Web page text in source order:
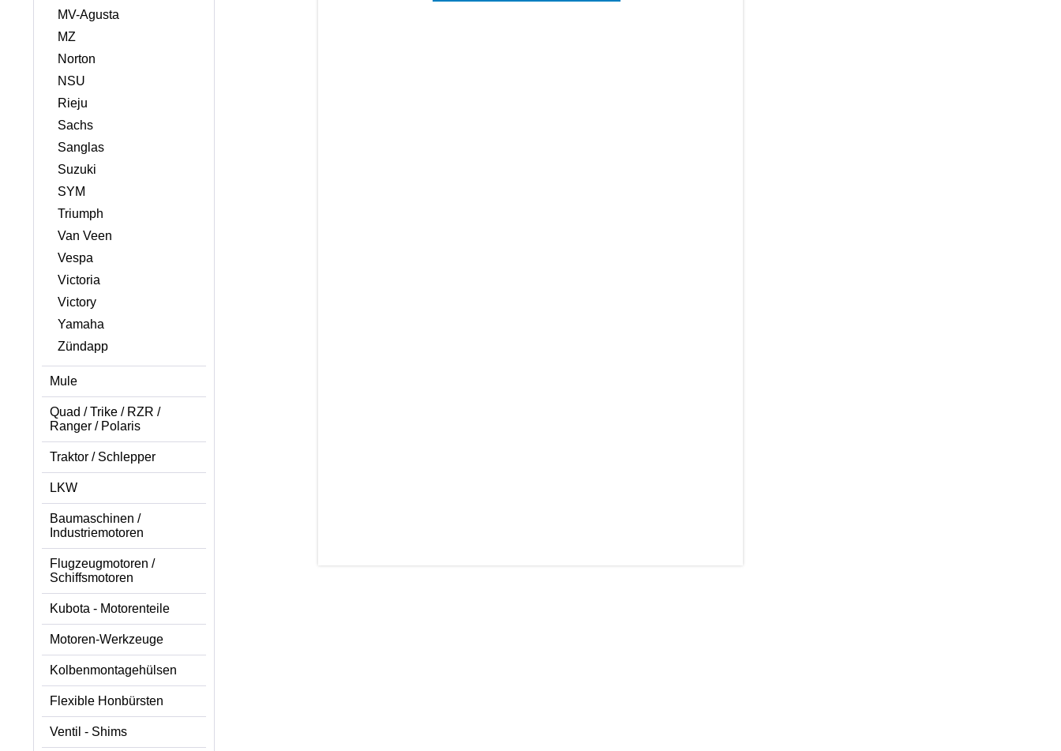
MV-Agusta
MZ
Norton
NSU
Rieju
Sachs
Sanglas
Suzuki
SYM
Triumph
Van Veen
Vespa
Victoria
Victory
Yamaha
Zündapp
Mule
Quad / Trike / RZR /
Ranger / Polaris
Traktor / Schlepper
LKW
Baumaschinen /
Industriemotoren
Flugzeugmotoren /
Schiffsmotoren
Kubota - Motorenteile
Motoren-Werkzeuge
Kolbenmontagehülsen
Flexible Honbürsten
Ventil - Shims